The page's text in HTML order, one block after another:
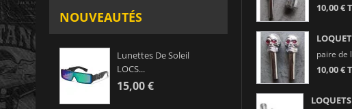
NOUVEAUTÉS
Lunettes De Soleil
LOCS...
15,00 €
10,00 €
paire de
10,00 €